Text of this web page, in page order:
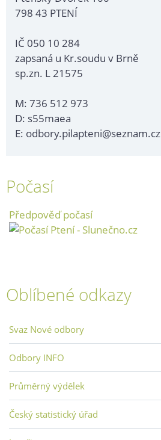
798 43 PTENÍ
IČ 050 10 284
zapsaná u Kr.soudu v Brně
sp.zn. L 21575
M: 736 512 973
D: s55maea
E: odbory.pilapteni@seznam.cz
Počasí
Předpověď počasí
Oblíbené odkazy
Svaz Nové odbory
Odbory INFO
Průměrný výdělek
Český statistický úřad